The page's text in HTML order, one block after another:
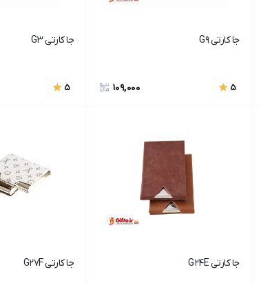
جا کارتی G9
5
109,000
جا کارتی G3
5
جا کارتی G24E جا کارتی G27F